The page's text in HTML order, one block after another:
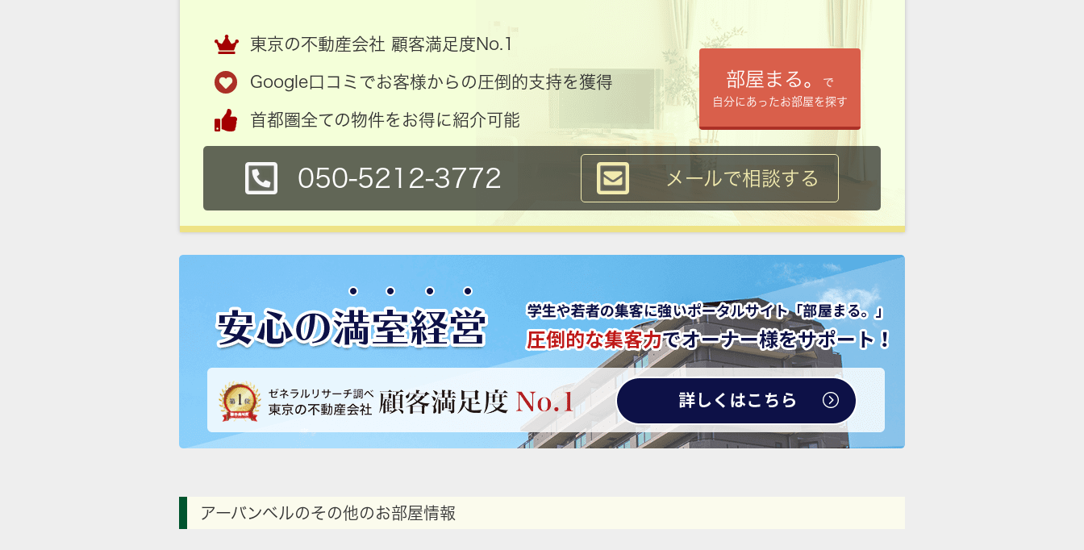
東京の不動産会社 顧客満足度No.1
Google口コミでお客様からの圧倒的支持を獲得
首都圏全ての物件をお得に紹介可能
部屋まる。
で
自分にあったお部屋を探す
050-5212-3772 メールで相談する
アーバンベルのその他のお部屋情報